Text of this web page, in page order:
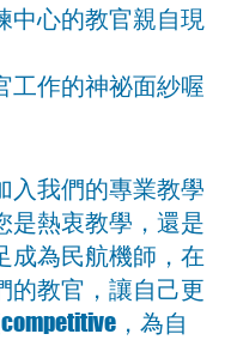
中心的教官親自現
工作的神祕面紗喔
入我們的專業教學
是熱衷教學，還是
成為民航機師，在
的教官，讓自己更
，為自